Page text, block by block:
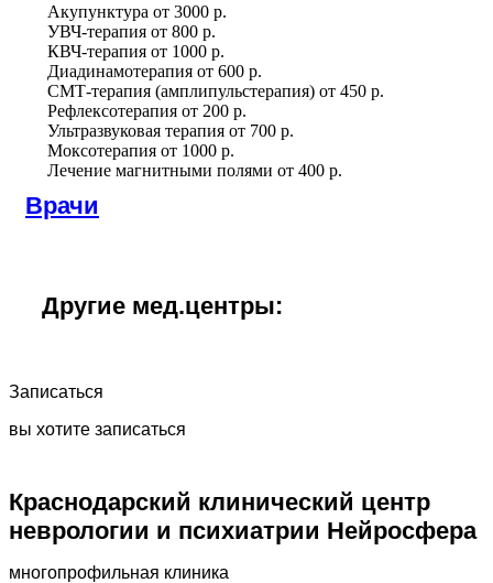
Акупунктура от 3000 р.
УВЧ-терапия от 800 р.
КВЧ-терапия от 1000 р.
Диадинамотерапия от 600 р.
СМТ-терапия (амплипульстерапия) от 450 р.
Рефлексотерапия от 200 р.
Ультразвуковая терапия от 700 р.
Моксотерапия от 1000 р.
Лечение магнитными полями от 400 р.
Врачи
Другие мед.центры:
Записаться
вы хотите записаться
Краснодарский клинический центр
неврологии и психиатрии Нейросфера
многопрофильная клиника